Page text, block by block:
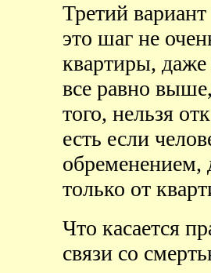
Третий
это шаг не
квартиры,
все равно
того, нельзя
есть если
обременением,
только от
Что касается
связи со